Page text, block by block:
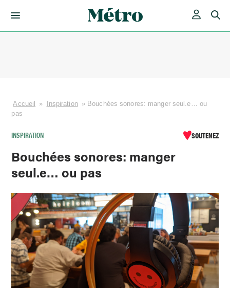
Accueil » Inspiration » Bouchées sonores: manger seul.e… ou
pas
INSPIRATION SOUTENEZ
Bouchées sonores: manger
seul.e… ou pas